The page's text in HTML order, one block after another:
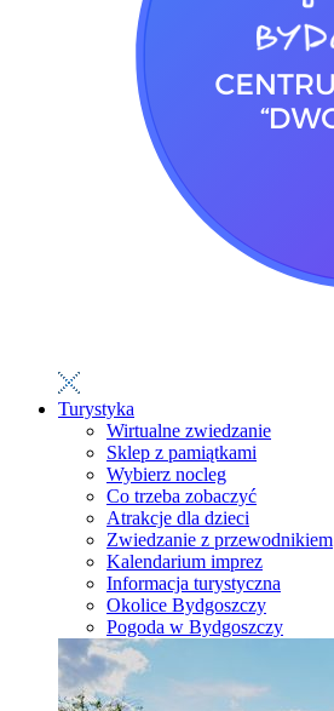
Turystyka
Wirtualne zwiedzanie
Sklep z pamiątkami
Wybierz nocleg
Co trzeba zobaczyć
Atrakcje dla dzieci
Zwiedzanie z przewodnikiem
Kalendarium imprez
Informacja turystyczna
Okolice Bydgoszczy
Pogoda w Bydgoszczy